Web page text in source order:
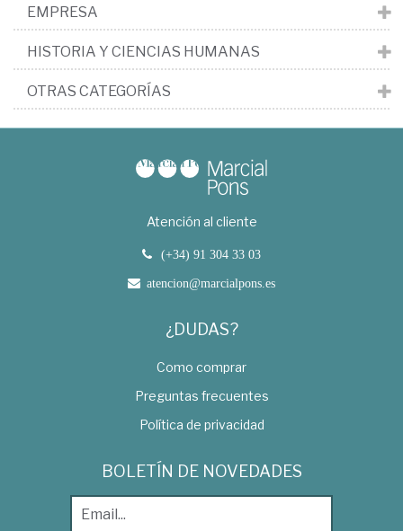
EMPRESA
HISTORIA Y CIENCIAS HUMANAS
OTRAS CATEGORÍAS
Atención al cliente
(+34) 91 304 33 03
atencion@marcialpons.es
¿DUDAS?
Como comprar
Preguntas frecuentes
Política de privacidad
BOLETÍN DE NOVEDADES